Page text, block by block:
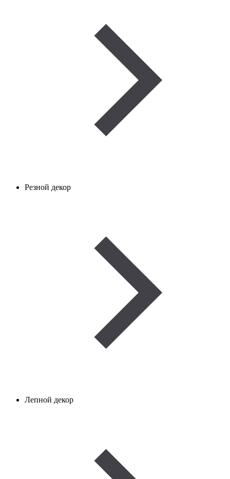
Резной декор
Лепной декор